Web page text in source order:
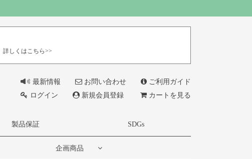
詳しくはこちら>>
最新情報 お問い合わせ
ご利用ガイド
ログイン
新規会員登録 カートを見る
製品保証 SDGs
企画商品